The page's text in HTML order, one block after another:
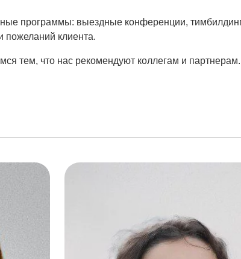
программы: выездные конференции,
пожеланий клиента.
тем, что нас рекомендуют коллегам и